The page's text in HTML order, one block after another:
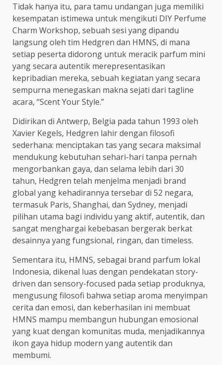
Tidak hanya itu, para tamu undangan juga memiliki
kesempatan istimewa untuk mengikuti DIY Perfume
Charm Workshop, sebuah sesi yang dipandu
langsung oleh tim Hedgren dan HMNS, di mana
setiap peserta didorong untuk meracik parfum mini
yang secara autentik merepresentasikan
kepribadian mereka, sebuah kegiatan yang secara
sempurna menegaskan makna sejati dari tagline
acara, “Scent Your Style.”
Didirikan di Antwerp, Belgia pada tahun 1993 oleh
Xavier Kegels, Hedgren lahir dengan filosofi
sederhana: menciptakan tas yang secara maksimal
mendukung kebutuhan sehari-hari tanpa pernah
mengorbankan gaya, dan selama lebih dari 30
tahun, Hedgren telah menjelma menjadi brand
global yang kehadirannya tersebar di 52 negara,
termasuk Paris, Shanghai, dan Sydney, menjadi
pilihan utama bagi individu yang aktif, autentik, dan
sangat menghargai kebebasan bergerak berkat
desainnya yang fungsional, ringan, dan timeless.
Sementara itu, HMNS, sebagai brand parfum lokal
Indonesia, dikenal luas dengan pendekatan story-
driven dan sensory-focused pada setiap produknya,
mengusung filosofi bahwa setiap aroma menyimpan
cerita dan emosi, dan keberhasilan ini membuat
HMNS mampu membangun hubungan emosional
yang kuat dengan komunitas muda, menjadikannya
ikon gaya hidup modern yang autentik dan
membumi.